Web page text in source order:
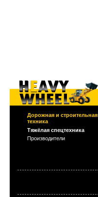
Дорожная и строительная
техника
Тяжёлая спецтехника
Производители